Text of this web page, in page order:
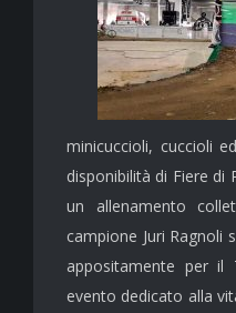
minicuccioli, cuccioli
disponibilità di Fiere di
un allenamento
campione Juri Ragnoli
appositamente per il
evento dedicato alla